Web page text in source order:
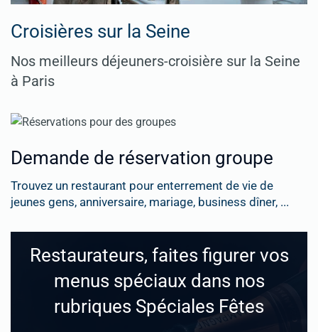
Croisières sur la Seine
Nos meilleurs déjeuners-croisière sur la Seine
à Paris
Demande de réservation groupe
Trouvez un restaurant pour enterrement de vie de
jeunes gens, anniversaire, mariage, business dîner, ...
Restaurateurs, faites figurer vos
menus spéciaux dans nos
rubriques Spéciales Fêtes